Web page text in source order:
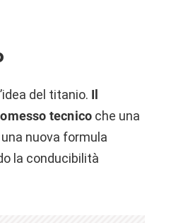
del titanio. Il
tecnico che una
nuova formula
la conducibilità